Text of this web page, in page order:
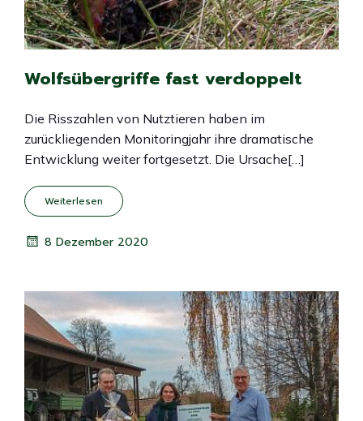
Wolfsübergriffe fast verdoppelt
Die Risszahlen von Nutztieren haben im
zurückliegenden Monitoringjahr ihre dramatische
Entwicklung weiter fortgesetzt. Die Ursache[…]
Weiterlesen
8 Dezember 2020